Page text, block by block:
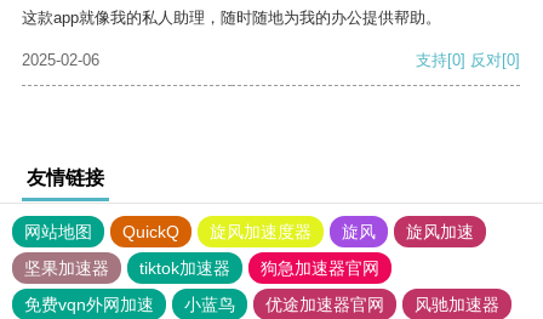
这款app就像我的私人助理，随时随地为我的办公提供帮助。
2025-02-06 支持[0] 反对[0]
友情链接
网站地图 QuickQ 旋风加速度器 旋风
旋风加速
坚果加速器
tiktok加速器
狗急加速器官网
免费vqn外网加速
小蓝鸟 优途加速器官网 风驰加速器